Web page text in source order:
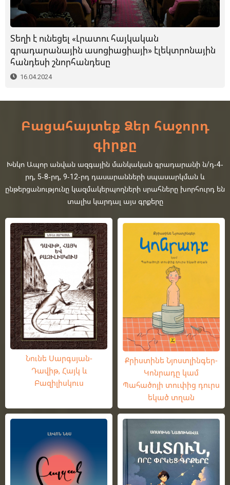
Տեղի է ունեցել «Լրատու հայկական
գրադարանային ասոցիացիայի» էլեկտրոնային
հանդեսի շնորհանդեսը
16.04.2024
Բացահայտեք Ձեր հաջորդ
գիրքը
Խնկո Ապոր անվան ազգային մանկական գրադարանի ն/դ-4-
րդ, 5-8-րդ, 9-12-րդ դասարանների սպասարկման և
ընթերցանությունը կազմակերպողների սրահները խորհուրդ են
տալիս կարդալ այս գրքերը
Նունե Սարգսյան-
Դավիթ, Հայկ և
Բազիլիսկուս
Քրիստինե Նյոստլինգեր-
Կոնրադը կամ
Պահածոյի տուփից դուրս
եկած տղան